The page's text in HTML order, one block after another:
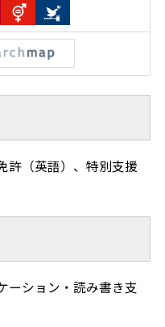
許（英語）、特別支援
ション・読み書き支